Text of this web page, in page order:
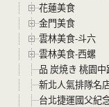
花蓮美食
金門美食
雲林美食-斗六
雲林美食-西螺
品 炭焼き 桃園
新北人氣排隊名
台北捷運國父紀